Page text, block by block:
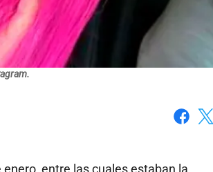
entre las cuales estaban la